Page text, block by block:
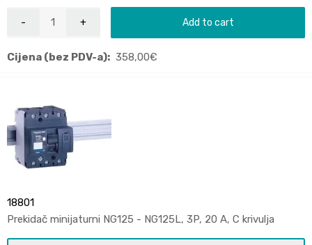
Add to cart
Cijena (bez PDV-a): 358,00€
18801
Prekidač minijaturni NG125 - NG125L, 3P, 20 A, C krivulja